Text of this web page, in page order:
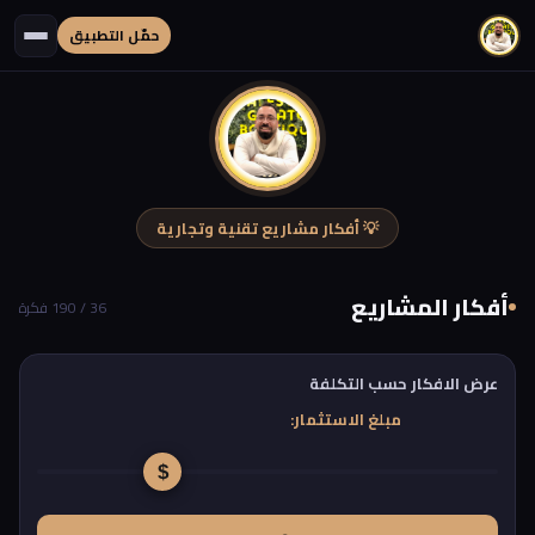
حمّل التطبيق
💡 أفكار مشاريع تقنية وتجارية
أفكار المشاريع 36 / 190 فكرة
عرض الافكار حسب التكلفة
مبلغ الاستثمار: